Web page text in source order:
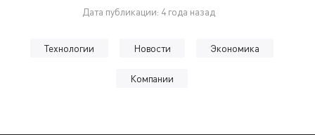
Дата публикации: 4 года назад
Технологии Новости Экономика
Компании